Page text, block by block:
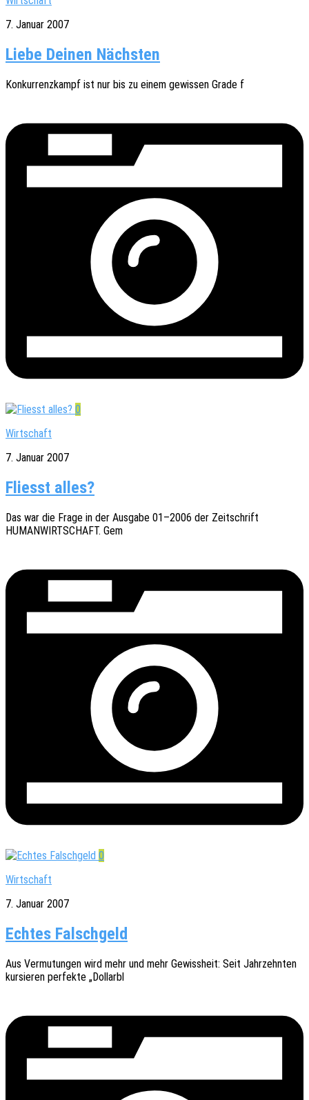
7. Januar 2007
Liebe Deinen Nächsten
Konkur­renz­kampf ist nur bis zu einem gewis­sen Grade f
0
Wirtschaft
7. Januar 2007
Fliesst alles?
Das war die Frage in der Ausga­be 01–2006 der Zeit­schrift
HUMANWIRTSCHAFT. Gem
0
Wirtschaft
7. Januar 2007
Echtes Falschgeld
Aus Vermu­tun­gen wird mehr und mehr Gewiss­heit: Seit Jahr­zehn­ten
kursie­ren perfek­te „Dollarbl